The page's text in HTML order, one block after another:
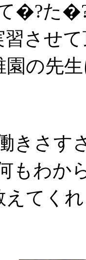
�?た
させ
園の先
きさす
わか
えてく